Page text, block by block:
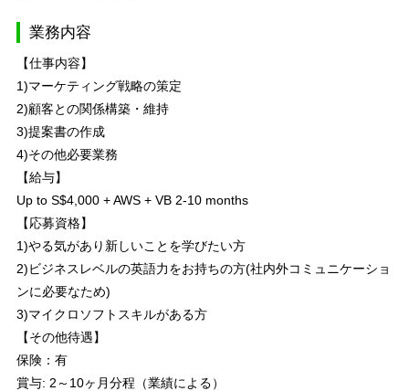
業務内容
【仕事内容】
1)マーケティング戦略の策定
2)顧客との関係構築・維持
3)提案書の作成
4)その他必要業務
【給与】
Up to S$4,000 + AWS + VB 2-10 months
【応募資格】
1)やる気があり新しいことを学びたい方
2)ビジネスレベルの英語力をお持ちの方(社内外コミュニケーショ
ンに必要なため)
3)マイクロソフトスキルがある方
【その他待遇】
保険：有
賞与: 2～10ヶ月分程（業績による）